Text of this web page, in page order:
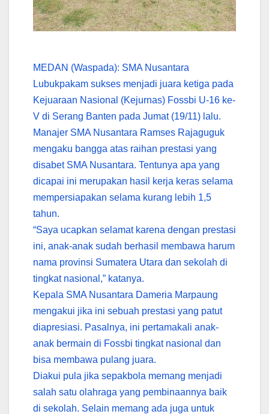
MEDAN (Waspada): SMA Nusantara
Lubukpakam sukses menjadi juara ketiga pada
Kejuaraan Nasional (Kejurnas) Fossbi U-16 ke-
V di Serang Banten pada Jumat (19/11) lalu.
Manajer SMA Nusantara Ramses Rajaguguk
mengaku bangga atas raihan prestasi yang
disabet SMA Nusantara. Tentunya apa yang
dicapai ini merupakan hasil kerja keras selama
mempersiapakan selama kurang lebih 1,5
tahun.
“Saya ucapkan selamat karena dengan prestasi
ini, anak-anak sudah berhasil membawa harum
nama provinsi Sumatera Utara dan sekolah di
tingkat nasional,” katanya.
Kepala SMA Nusantara Dameria Marpaung
mengakui jika ini sebuah prestasi yang patut
diapresiasi. Pasalnya, ini pertamakali anak-
anak bermain di Fossbi tingkat nasional dan
bisa membawa pulang juara.
Diakui pula jika sepakbola memang menjadi
salah satu olahraga yang pembinaannya baik
di sekolah. Selain memang ada juga untuk